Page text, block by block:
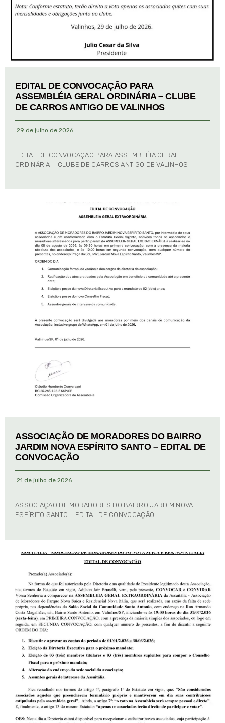
EDITAL DE CONVOCAÇÃO PARA
ASSEMBLÉIA GERAL ORDINÁRIA – CLUBE
DE CARROS ANTIGO DE VALINHOS
29 de julho de 2026
EDITAL DE CONVOCAÇÃO PARA ASSEMBLÉIA GERAL
ORDINÁRIA – CLUBE DE CARROS ANTIGO DE VALINHOS
ASSOCIAÇÃO DE MORADORES DO BAIRRO
JARDIM NOVA ESPÍRITO SANTO – EDITAL DE
CONVOCAÇÃO
21 de julho de 2026
ASSOCIAÇÃO DE MORADORES DO BAIRRO JARDIM NOVA
ESPÍRITO SANTO – EDITAL DE CONVOCAÇÃO